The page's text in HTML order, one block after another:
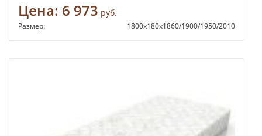
Цена: 6 973 руб.
Размер: 1800х180х1860/1900/1950/2010